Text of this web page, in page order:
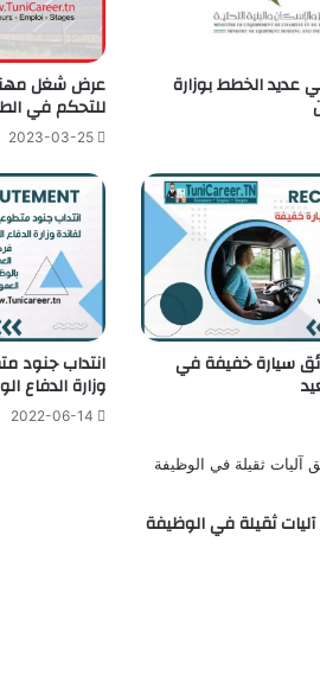
عديد الخطط بوزارة عرض شغل
للتحكم في
2023-03-25
سيارة خفيفة في انتداب جنود
وزارة الدفاع
2022-06-14
ثقيلة في الوظيفة